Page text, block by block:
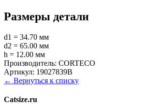
Размеры детали
d1 = 34.70 мм
d2 = 65.00 мм
h = 12.00 мм
Производитель: CORTECO
Артикул: 19027839B
← Вернуться к списку
Catsize.ru